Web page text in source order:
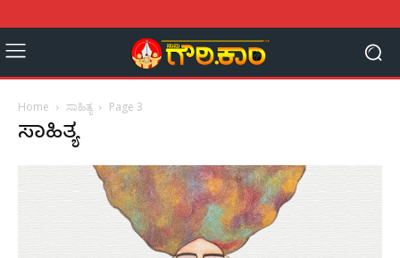
Home ಸಾಹಿತ್ಯ Page 3
ಸಾಹಿತ್ಯ